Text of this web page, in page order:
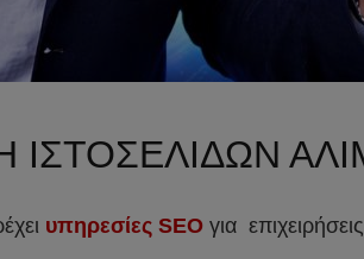
ΙΣΤΟΣΕΛΙΔΩΝ
υπηρεσίες SEO για